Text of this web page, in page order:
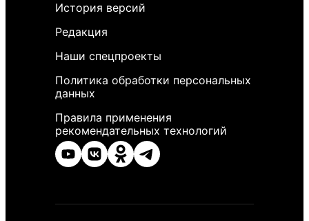
История версий
Редакция
Наши спецпроекты
Политика обработки персональных
данных
Правила применения
рекомендательных технологий